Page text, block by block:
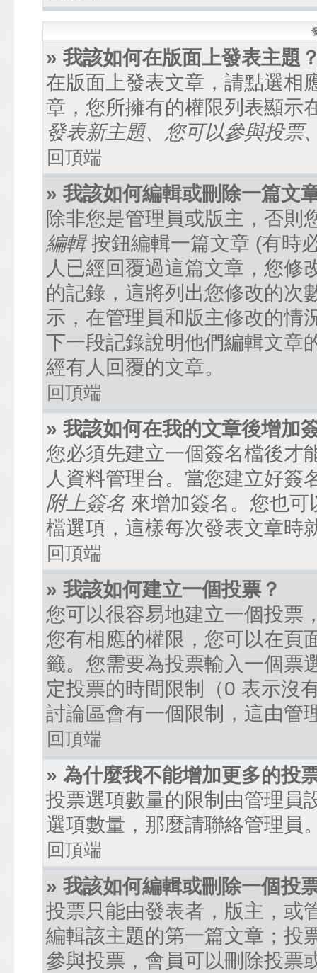
» 我該如何在版面上發表主題
在版面上發表文章，請點選相
章，您所擁有的權限列表顯示
發表新主題、您可以參與投票
回頂端
» 我該如何編輯或刪除一篇文
除非您是管理員或版主，否則
編輯按鈕編輯一篇文章 (有時
人已經回覆過這篇文章，您修
的記錄，這將列出您修改的次
示，在管理員和版主修改的情
下一段記錄說明他們編輯文章
經有人回覆的文章。
回頂端
» 我該如何在我的文章後增加
您必須先建立一個簽名檔後才
人資料管理台。當您建立好簽
附上簽名 來增加簽名。您也
檔選項，這樣每次發表文章時
回頂端
» 我該如何建立一個投票？
您可以很容易地建立一個投票
您有相應的權限，您可以在頁
籤。您需要為投票輸入一個票
定投票的時間限制（0 表示沒
討論區會有一個限制，這由管
回頂端
» 為什麼我不能增加更多的投
投票選項數量的限制由管理員
選項數量，那麼請聯絡管理員
回頂端
» 我該如何編輯或刪除一個投
投票只能由發表者，版主，或
編輯該主題的第一篇文章；投
參與投票，會員可以刪除投票